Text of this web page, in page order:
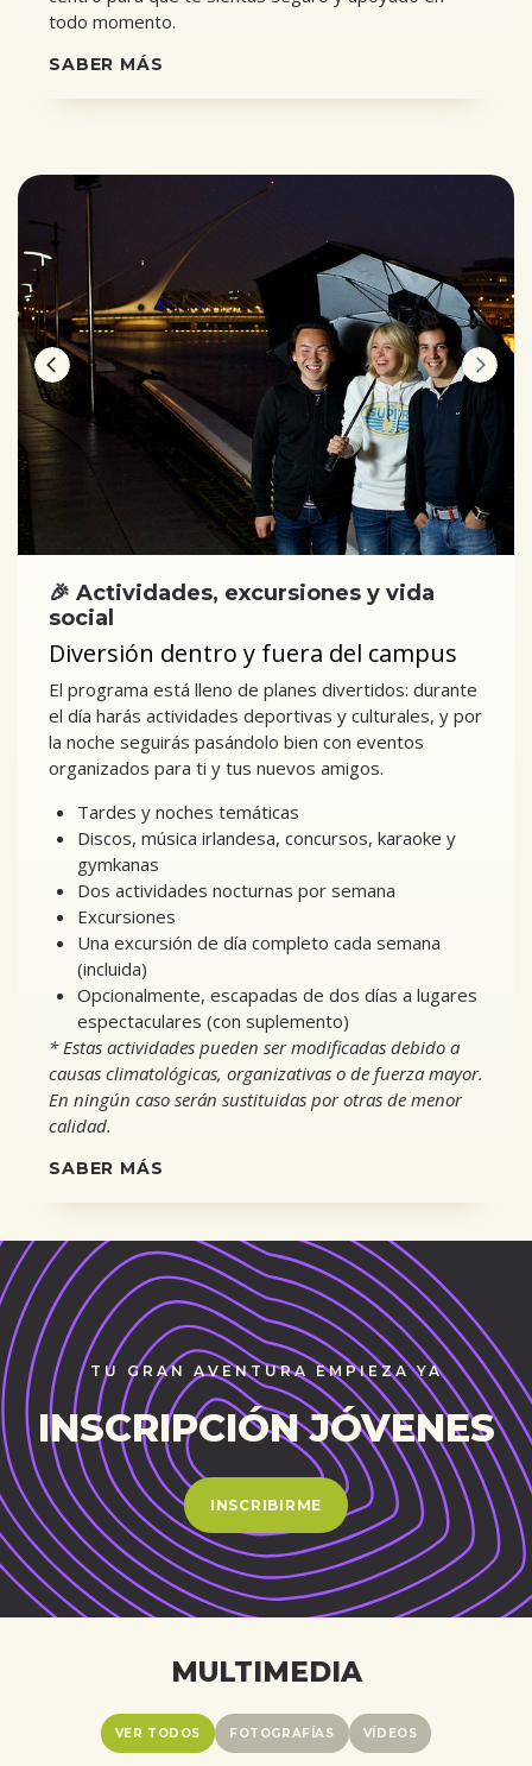
todo momento.
SABER MÁS
🎉 Actividades, excursiones y vida
social
Diversión dentro y fuera del campus
El programa está lleno de planes divertidos: durante
el día harás actividades deportivas y culturales, y por
la noche seguirás pasándolo bien con eventos
organizados para ti y tus nuevos amigos.
Tardes y noches temáticas
Discos, música irlandesa, concursos, karaoke y
gymkanas
Dos actividades nocturnas por semana
Excursiones
Una excursión de día completo cada semana
(incluida)
Opcionalmente, escapadas de dos días a lugares
espectaculares (con suplemento)
* Estas actividades pueden ser modificadas debido a
causas climatológicas, organizativas o de fuerza mayor.
En ningún caso serán sustituidas por otras de menor
calidad.
SABER MÁS
TU GRAN AVENTURA EMPIEZA YA
INSCRIPCIÓN JÓVENES
INSCRIBIRME
MULTIMEDIA
VER TODOS FOTOGRAFÍAS VÍDEOS